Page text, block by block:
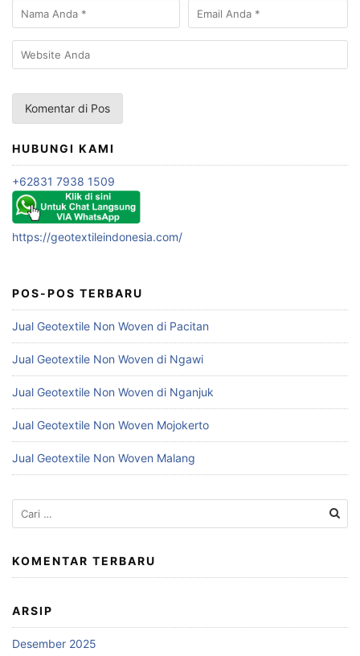
HUBUNGI KAMI
+62831 7938 1509
https://geotextileindonesia.com/
POS-POS TERBARU
Jual Geotextile Non Woven di Pacitan
Jual Geotextile Non Woven di Ngawi
Jual Geotextile Non Woven di Nganjuk
Jual Geotextile Non Woven Mojokerto
Jual Geotextile Non Woven Malang
Cari
untuk:
KOMENTAR TERBARU
ARSIP
Desember 2025